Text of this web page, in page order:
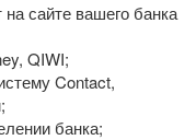
сайте вашего банка
QIWI;
Contact,
банка;